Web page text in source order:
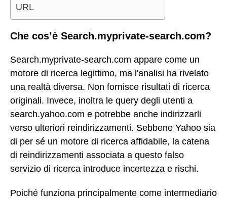
URL
Che cos’è Search.myprivate-search.com?
Search.myprivate-search.com appare come un
motore di ricerca legittimo, ma l'analisi ha rivelato
una realtà diversa. Non fornisce risultati di ricerca
originali. Invece, inoltra le query degli utenti a
search.yahoo.com e potrebbe anche indirizzarli
verso ulteriori reindirizzamenti. Sebbene Yahoo sia
di per sé un motore di ricerca affidabile, la catena
di reindirizzamenti associata a questo falso
servizio di ricerca introduce incertezza e rischi.
Poiché funziona principalmente come intermediario